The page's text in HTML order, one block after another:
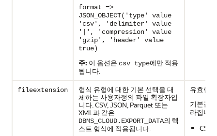
format =>
JSON_OBJECT('type' value
'csv', 'delimiter' value
'|', 'compression' value
'gzip', 'header' value
true)
주: 이 옵션은 csv type에만 적용
됩니다.
fileextension
형식 유형에 대한 기본 선택을 대
체하는 사용자정의 파일 확장자입
니다. CSV, JSON, Parquet 또는
XML과 같은
DBMS_CLOUD.EXPORT_DATA의 텍
스트 형식에 적용됩니다.
유효한
기본값:
라집니
CSV